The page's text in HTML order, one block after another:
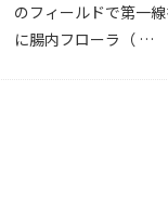
のフィールドで第一
に腸内フローラ（ …